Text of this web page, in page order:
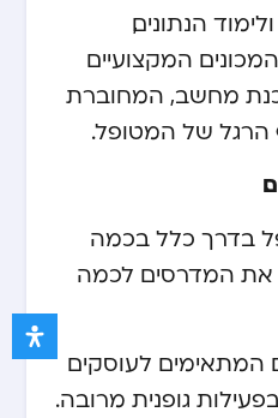
הנתונים,
המקצועיים
מחשב, המחוברת
של המטופל.
בדרך כלל בכמה
את המדרסים לכמה
המתאימים לעוסקים
גופנית מרובה.